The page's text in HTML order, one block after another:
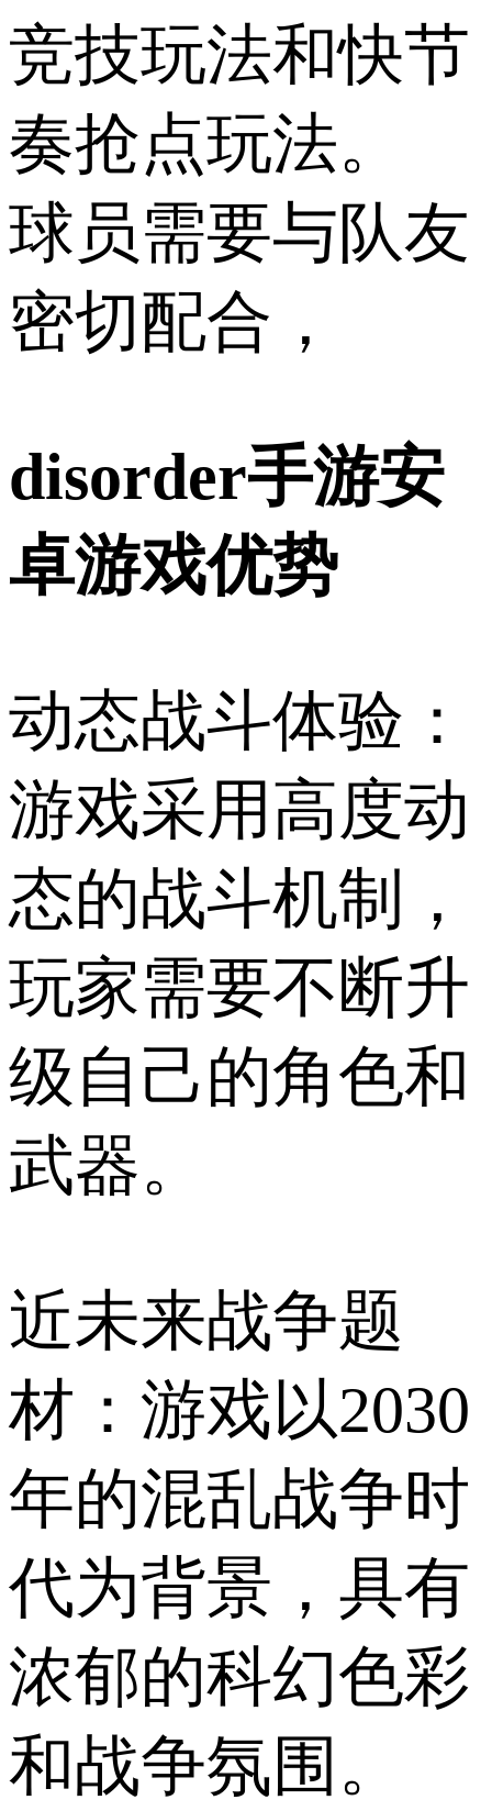
竞技玩法和快节
奏抢点玩法。
球员需要与队友
密切配合，
disorder手游安
卓游戏优势
动态战斗体验：
游戏采用高度动
态的战斗机制，
玩家需要不断升
级自己的角色和
武器。
近未来战争题
材：游戏以2030
年的混乱战争时
代为背景，具有
浓郁的科幻色彩
和战争氛围。